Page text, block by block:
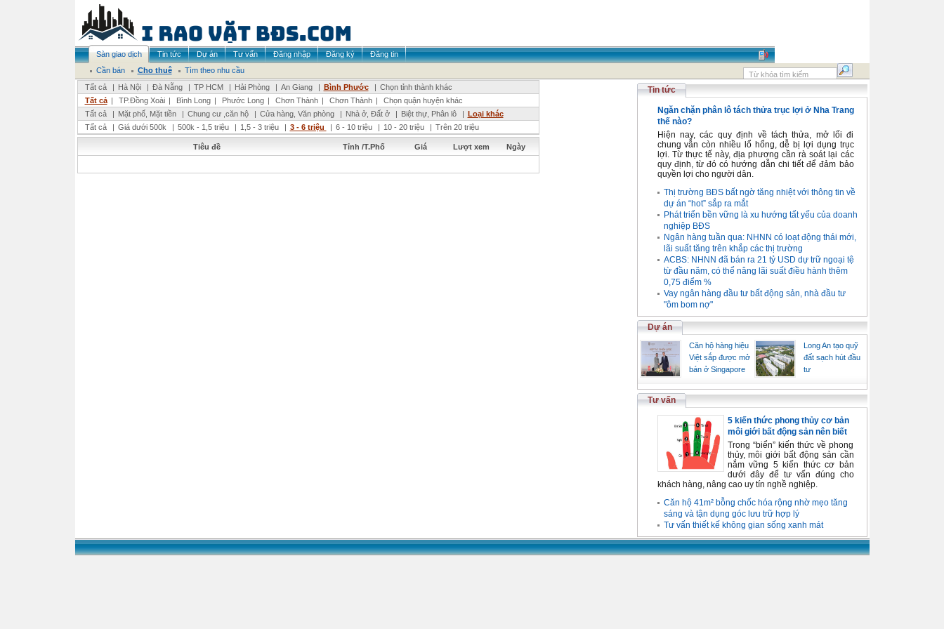
Sàn giao dịch Tin tức Dự án Tư vấn Đăng nhập Đăng ký
Đăng tin
Cần bán
Cho thuê
Tìm theo nhu cầu
Tất cả
| Hà Nội | Đà Nẵng | TP HCM | Hải Phòng | An Giang | Bình Phước | Chọn tỉnh thành khác
Tất cả | TP.Đồng Xoài | Bình Long | Phước Long | Chơn Thành | Chơn Thành |
Chọn quận huyện khác
Tất cả
| Mặt phố, Mặt tiền | Chung cư ,căn hộ | Cửa hàng, Văn phòng | Nhà ở, Đất ở | Biệt thự, Phân lô | Loại khác
Tất cả
| Giá dưới 500k | 500k - 1,5 triệu | 1,5 - 3 triệu | 3 - 6 triệu | 6 - 10 triệu | 10 - 20 triệu | Trên 20 triệu
Tiêu đề Tỉnh /T.Phố Giá Lượt xem Ngày
Tin tức
Ngăn chặn phân lô tách thửa trục lợi ở Nha Trang
thế nào?
Hiện nay, các quy định về tách thửa, mở lối đi
chung vẫn còn nhiều lổ hổng, dễ bị lợi dụng trục
lợi. Từ thực tế này, địa phương cần rà soát lại các
quy định, từ đó có hướng dẫn chi tiết để đảm bảo
quyền lợi cho người dân.
Thị trường BĐS bất ngờ tăng nhiệt với thông tin về
dự án “hot” sắp ra mắt
Phát triển bền vững là xu hướng tất yếu của doanh
nghiệp BĐS
Ngân hàng tuần qua: NHNN có loạt động thái mới,
lãi suất tăng trên khắp các thị trường
ACBS: NHNN đã bán ra 21 tỷ USD dự trữ ngoại tệ
từ đầu năm, có thể nâng lãi suất điều hành thêm
0,75 điểm %
Vay ngân hàng đầu tư bất động sản, nhà đầu tư
"ôm bom nợ"
Dự án
Căn hộ hàng hiệu
Việt sắp được mở
bán ở Singapore
Long An tạo quỹ
đất sạch hút đầu
tư
Tư vấn
5 kiến thức phong thủy cơ bản
môi giới bất động sản nên biết
Trong “biển” kiến thức về phong
thủy, môi giới bất động sản cần
nắm vững 5 kiến thức cơ bản
dưới đây để tư vấn đúng cho
khách hàng, nâng cao uy tín nghề nghiệp.
Căn hộ 41m² bỗng chốc hóa rộng nhờ mẹo tăng
sáng và tận dụng góc lưu trữ hợp lý
Tư vấn thiết kế không gian sống xanh mát